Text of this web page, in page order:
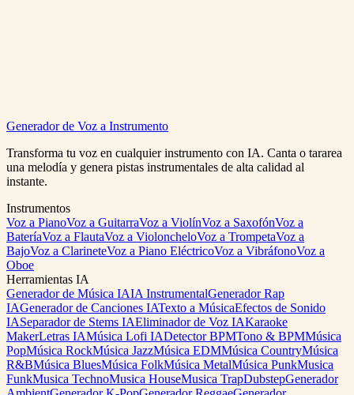
0:00/0:00
Generador de Voz a Instrumento
Transforma tu voz en cualquier instrumento con IA. Canta o tararea
una melodía y genera pistas instrumentales de alta calidad al
instante.
Instrumentos
Voz a PianoVoz a GuitarraVoz a ViolínVoz a SaxofónVoz a
BateríaVoz a FlautaVoz a VioloncheloVoz a TrompetaVoz a
BajoVoz a ClarineteVoz a Piano EléctricoVoz a VibráfonoVoz a
Oboe
Herramientas IA
Generador de Música IAIA InstrumentalGenerador Rap
IAGenerador de Canciones IATexto a MúsicaEfectos de Sonido
IASeparador de Stems IAEliminador de Voz IAKaraoke
MakerLetras IAMúsica Lofi IADetector BPMTono & BPMMúsica
PopMúsica RockMúsica JazzMúsica EDMMúsica CountryMúsica
R&BMúsica BluesMúsica FolkMúsica MetalMúsica PunkMusica
FunkMusica TechnoMusica HouseMusica TrapDubstepGenerador